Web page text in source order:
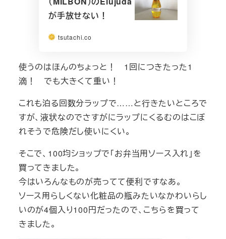
が手放せない！
tsutachi.co
使うのはほんのちょっと！ 1回につきたった1
滴！ でも大きくて重い！
これも泊る回数分ラップで……と行きたいところで
すが、液状なのでさすがにラップにくるむのはこぼ
れそうで危険だし使いにくい。
そこで、100均ショップで「お弁当用ソース入れ」を
買ってきました。
今はいろんなものが売ってて便利ですなあ。
ソース用らしくない化粧品の瓶みたいなかわいらし
いのが4個入り100円だったので、こちらを買って
きました。